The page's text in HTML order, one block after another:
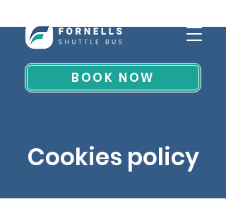
BOOK NOW
Cookies policy